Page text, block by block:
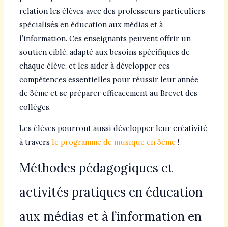
relation les élèves avec des professeurs particuliers
spécialisés en éducation aux médias et à
l’information. Ces enseignants peuvent offrir un
soutien ciblé, adapté aux besoins spécifiques de
chaque élève, et les aider à développer ces
compétences essentielles pour réussir leur année
de 3ème et se préparer efficacement au Brevet des
collèges.
Les élèves pourront aussi développer leur créativité
à travers le programme de musique en 3ème !
Méthodes pédagogiques et
activités pratiques en éducation
aux médias et à l’information en